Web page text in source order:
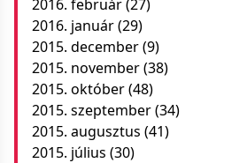
2016. február(27)
2016. január(29)
2015. december(9)
2015. november(38)
2015. október(48)
2015. szeptember(34)
2015. augusztus (41)
2015. július (30)